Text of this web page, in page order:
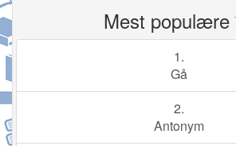
Mest populære
1.
Gå
2.
Antonym